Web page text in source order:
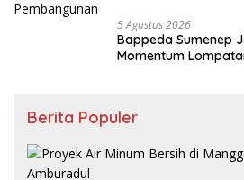
5 Agustus 2026
Bappeda Sumenep
Momentum
Berita Populer